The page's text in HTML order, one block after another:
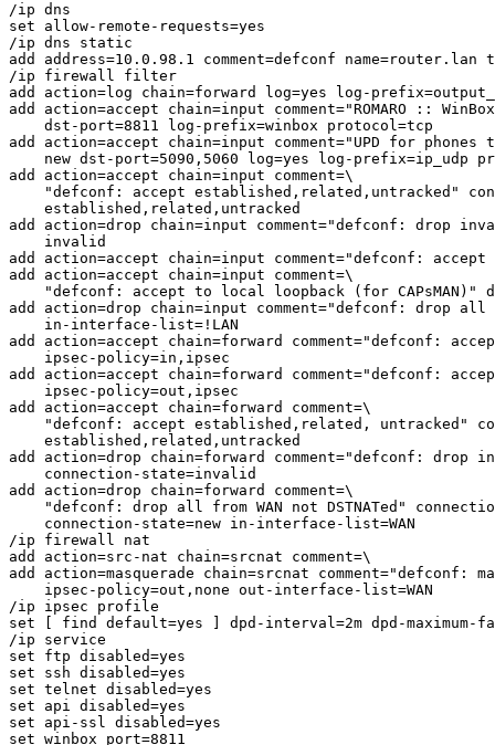
/ip dns
set allow-remote-requests=yes
/ip dns static
add address=10.0.98.1 comment=defconf name=router.lan
/ip firewall filter
add action=log chain=forward log=yes log-
add action=accept chain=input comment="ROMARO ::
    dst-port=8811 log-prefix=winbox protocol=tcp
add action=accept chain=input comment="UPD for
new dst-port=5090,5060 log=yes log-prefix=ip_udp
add action=accept chain=input comment=\
"defconf: accept established,related,untracked"
    established,related,untracked
add action=drop chain=input comment="defconf: drop
    invalid
add action=accept chain=input comment="defconf: accept
add action=accept chain=input comment=\
"defconf: accept to local loopback (for CAPsMAN)"
add action=drop chain=input comment="defconf: drop all
    in-interface-list=!LAN
add action=accept chain=forward comment="defconf:
    ipsec-policy=in,ipsec
add action=accept chain=forward comment="defconf:
    ipsec-policy=out,ipsec
add action=accept chain=forward comment=\
"defconf: accept established,related, untracked"
    established,related,untracked
add action=drop chain=forward comment="defconf: drop
    connection-state=invalid
add action=drop chain=forward comment=\
"defconf: drop all from WAN not DSTNATed"
    connection-state=new in-interface-list=WAN
/ip firewall nat
add action=src-nat chain=srcnat comment=\
add action=masquerade chain=srcnat comment="defconf:
    ipsec-policy=out,none out-interface-list=WAN
/ip ipsec profile
set [ find default=yes ] dpd-interval=2m dpd-maximum-
/ip service
set ftp disabled=yes
set ssh disabled=yes
set telnet disabled=yes
set api disabled=yes
set api-ssl disabled=yes
set winbox port=8811